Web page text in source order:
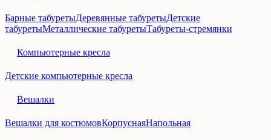
Барные табуретыДеревянные табуретыДетские
табуретыМеталлические табуретыТабуреты-стремянки
Компьютерные кресла
Детские компьютерные кресла
Вешалки
Вешалки для костюмовКорпуснаяНапольная